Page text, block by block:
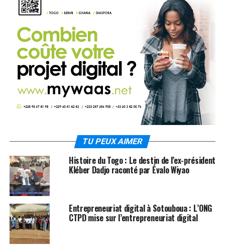
TU PEUX AIMER
Histoire du Togo : Le destin de l’ex-président
Kléber Dadjo raconté par Évalo Wiyao
Entrepreneuriat digital à Sotouboua : L’ONG
CTPD mise sur l’entrepreneuriat digital